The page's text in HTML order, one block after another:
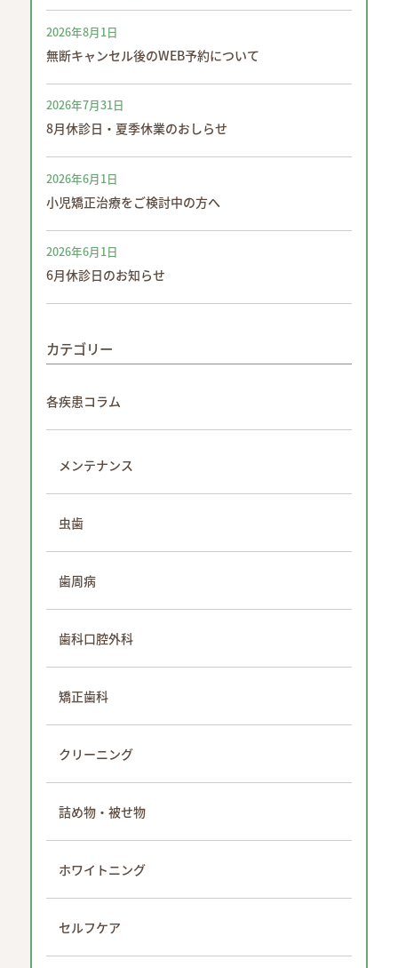
無断キャンセル後のWEB予約について
2026年8月1日
8月休診日・夏季休業のおしらせ
2026年7月31日
小児矯正治療をご検討中の方へ
2026年6月1日
6月休診日のお知らせ
2026年6月1日
カテゴリー
各疾患コラム
メンテナンス
虫歯
歯周病
歯科口腔外科
矯正歯科
クリーニング
詰め物・被せ物
ホワイトニング
セルフケア